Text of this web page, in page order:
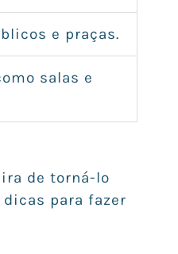
e praças.
salas e
de torná-lo
para fazer